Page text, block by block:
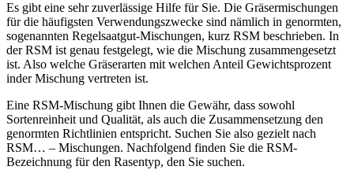
Es gibt eine sehr zuverlässige Hilfe für Sie. Die Gräsermischungen
für die häufigsten Verwendungszwecke sind nämlich in genormten,
sogenannten Regelsaatgut-Mischungen, kurz RSM beschrieben. In
der RSM ist genau festgelegt, wie die Mischung zusammengesetzt
ist. Also welche Gräserarten mit welchen Anteil Gewichtsprozent
inder Mischung vertreten ist.
Eine RSM-Mischung gibt Ihnen die Gewähr, dass sowohl
Sortenreinheit und Qualität, als auch die Zusammensetzung den
genormten Richtlinien entspricht. Suchen Sie also gezielt nach
RSM… – Mischungen. Nachfolgend finden Sie die RSM-
Bezeichnung für den Rasentyp, den Sie suchen.